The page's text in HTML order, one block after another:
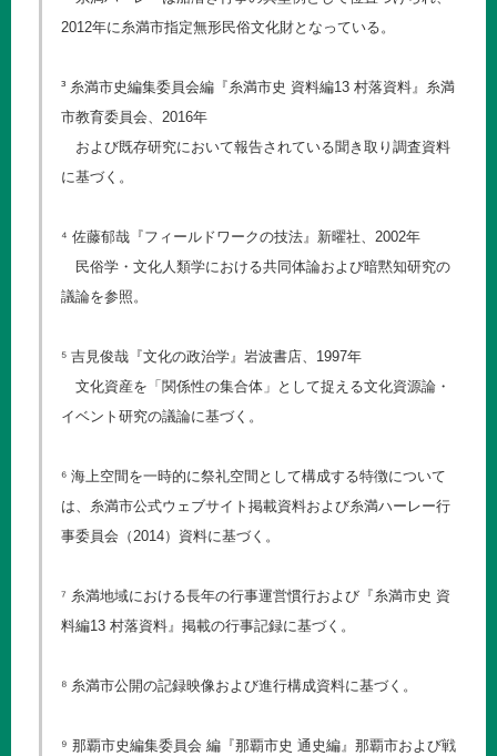
2012年に糸満市指定無形民俗文化財となっている。
³ 糸満市史編集委員会編『糸満市史 資料編13 村落資料』糸満
市教育委員会、2016年
および既存研究において報告されている聞き取り調査資料
に基づく。
⁴ 佐藤郁哉『フィールドワークの技法』新曜社、2002年
民俗学・文化人類学における共同体論および暗黙知研究の
議論を参照。
⁵ 吉見俊哉『文化の政治学』岩波書店、1997年
文化資産を「関係性の集合体」として捉える文化資源論・
イベント研究の議論に基づく。
⁶ 海上空間を一時的に祭礼空間として構成する特徴について
は、糸満市公式ウェブサイト掲載資料および糸満ハーレー行
事委員会（2014）資料に基づく。
⁷ 糸満地域における長年の行事運営慣行および『糸満市史 資
料編13 村落資料』掲載の行事記録に基づく。
⁸ 糸満市公開の記録映像および進行構成資料に基づく。
⁹ 那覇市史編集委員会 編『那覇市史 通史編』那覇市および戦